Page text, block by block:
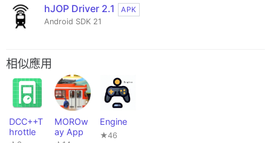
hJOP Driver 2.1
APK
Android SDK 21
相似應用
DCC++T
hrottle
MOROw
ay App
Engine
★46